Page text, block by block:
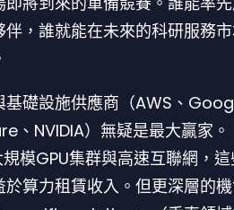
伴，誰就能在未來的科研服務
基礎設施供應商（AWS、
、NVIDIA）無疑是最大贏家。
模GPU集群與高速互聯網，
於算力租賃收入。但更深層的